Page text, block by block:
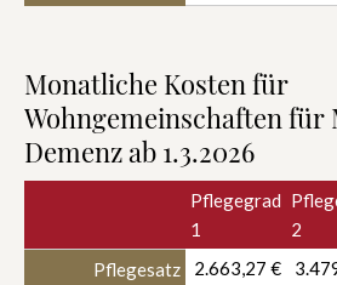
Monatliche Kosten für
Wohngemeinschaften für
Demenz ab 1.3.2026
Pflegegrad
1
2
Pflegesatz
2.663,27 €